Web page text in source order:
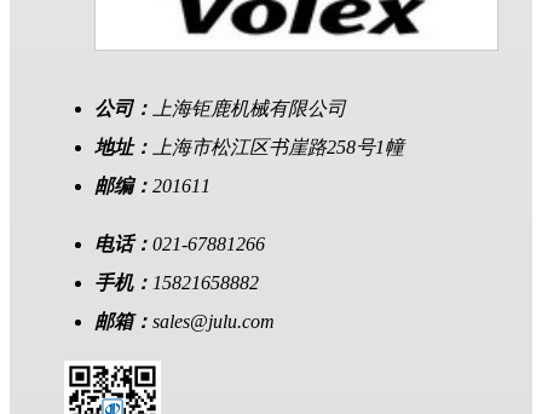
公司：
上海钜鹿机械有限公司
地址：
上海市松江区书崖路258号1幢
邮编： 201611
电话： 021-67881266
手机： 15821658882
邮箱： sales@julu.com